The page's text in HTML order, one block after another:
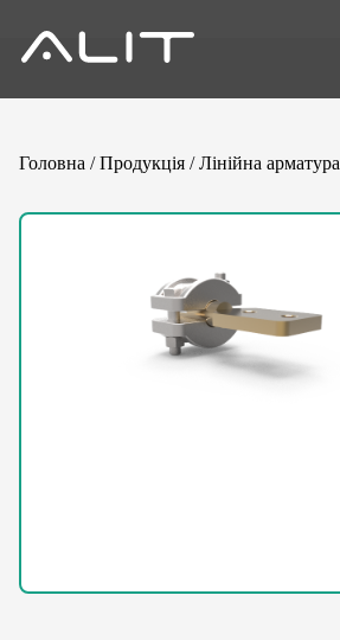
Головна /Продукція /Лінійна арматура